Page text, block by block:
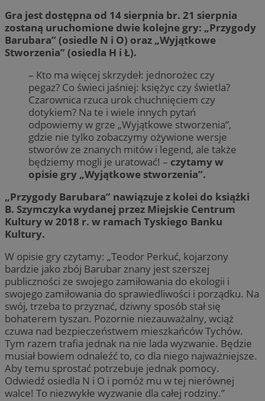
Gra jest dostępna od 14 sierpnia br. 21 sierpnia
zostaną uruchomione dwie kolejne gry: „Przygody
Barubara” (osiedle N i O) oraz „Wyjątkowe
Stworzenia” (osiedla H i Ł).
– Kto ma więcej skrzydeł: jednorożec czy
pegaz? Co świeci jaśniej: księżyc czy świetla?
Czarownica rzuca urok chuchnięciem czy
dotykiem? Na te i wiele innych pytań
odpowiemy w grze „Wyjątkowe stworzenia”,
gdzie nie tylko zobaczymy ożywione wersje
stworów ze znanych mitów i legend, ale także
będziemy mogli je uratować! – czytamy w
opisie gry „Wyjątkowe stworzenia”.
„Przygody Barubara” nawiązuje z kolei do książki
B. Szymczyka wydanej przez Miejskie Centrum
Kultury w 2018 r. w ramach Tyskiego Banku
Kultury.
W opisie gry czytamy: „Teodor Perkuć, kojarzony
bardzie jako zbój Barubar znany jest szerszej
publiczności ze swojego zamiłowania do ekologii i
swojego zamiłowania do sprawiedliwości i porządku. Na
swój, trzeba to przyznać, dziwny sposób stał się
bohaterem tyszan. Pozornie niezauważalny, wciąż
czuwa nad bezpieczeństwem mieszkańców Tychów.
Tym razem trafia jednak na nie lada wyzwanie. Będzie
musiał bowiem odnaleźć to, co dla niego najważniejsze.
Aby temu sprostać potrzebuje jednak pomocy.
Odwiedź osiedla N i O i pomóż mu w tej nierównej
walce! To niezwykłe wyzwanie dla całej rodziny.”